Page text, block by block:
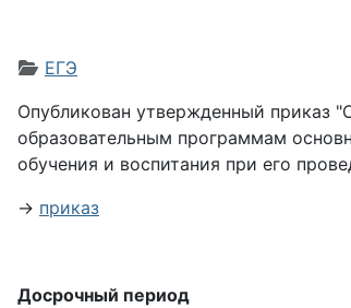
Информация о материале
ЕГЭ
Опубликован утвержденный приказ
образовательным программам
обучения и воспитания при его
→ приказ
Досрочный период